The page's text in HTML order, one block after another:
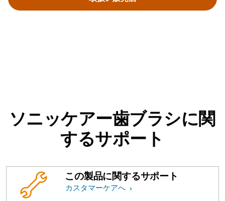
ソニッケアー歯ブラシに関
するサポート
この製品に関するサポート
カスタマーケアへ